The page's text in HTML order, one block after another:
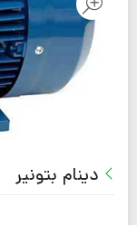
دینام بتونیر